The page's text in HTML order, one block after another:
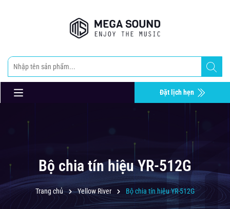
Đặt lịch hẹn
Bộ chia tín hiệu YR-512G
Trang chủ Yellow River Bộ chia tín hiệu YR-512G